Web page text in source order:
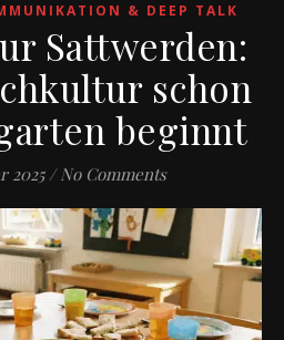
& DEEP TALK
Sattwerden:
schon
beginnt
2025 / No Comments